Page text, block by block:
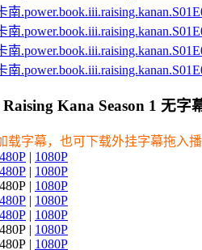
Kana Season 1 无字
载字幕，也可下载外挂字幕拖入播
480P | 1080P
480P | 1080P
| 1080P
480P | 1080P
480P | 1080P
| 1080P
| 1080P